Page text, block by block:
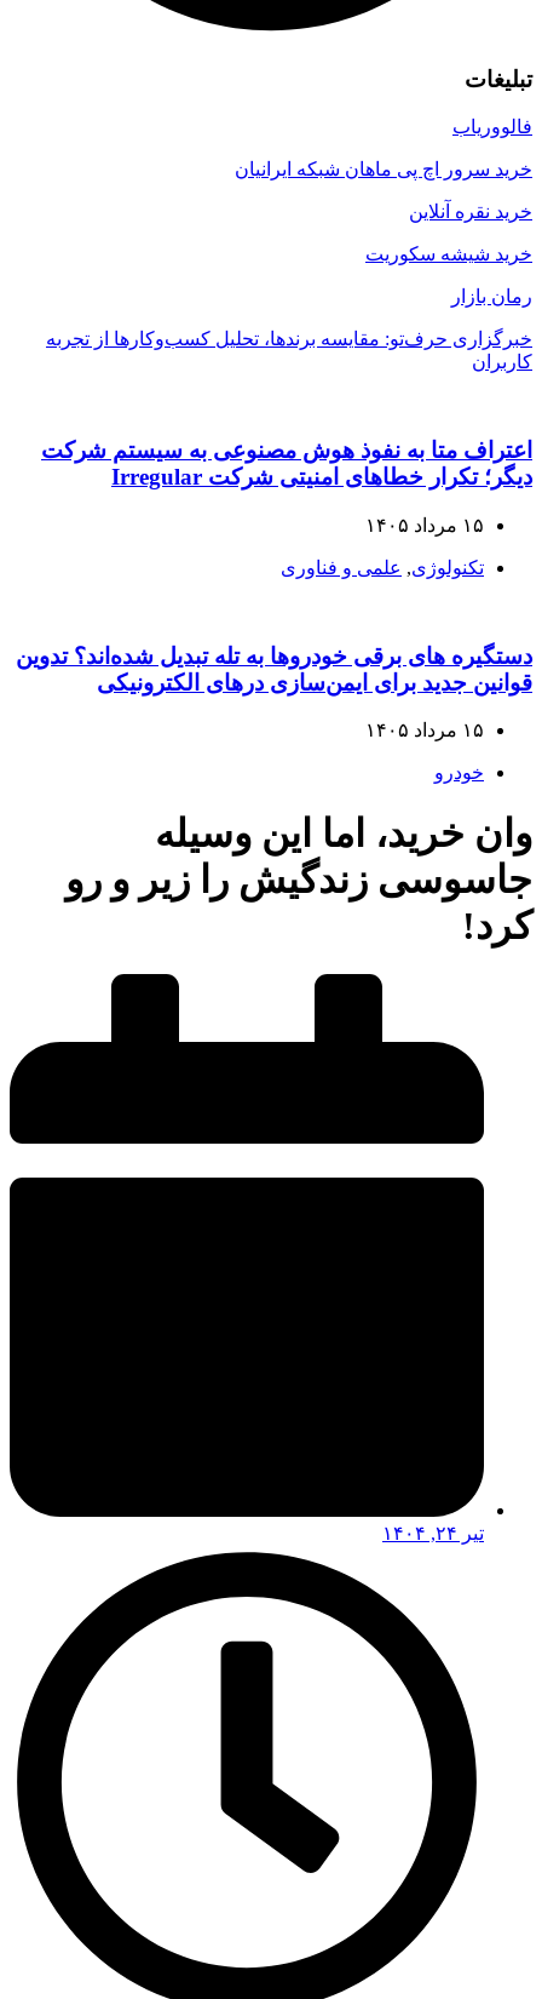
تبلیغات
فالووریاب
خرید سرور اچ پی ماهان شبکه ایرانیان
خرید نقره آنلاین
خرید شیشه سکوریت
رمان بازار
خبرگزاری حرف‌تو: مقایسه برندها، تحلیل کسب‌وکارها از تجربه
کاربران
اعتراف متا به نفوذ هوش مصنوعی به سیستم شرکت
دیگر؛ تکرار خطاهای امنیتی شرکت Irregular
۱۵ مرداد ۱۴۰۵
تکنولوژی, علمی و فناوری
دستگیره‌ های برقی خودروها به تله تبدیل شده‌اند؟ تدوین
قوانین جدید برای ایمن‌سازی درهای الکترونیکی
۱۵ مرداد ۱۴۰۵
خودرو
وان خرید، اما این وسیله
جاسوسی زندگیش را زیر و رو
کرد!
تیر ۲۴, ۱۴۰۴